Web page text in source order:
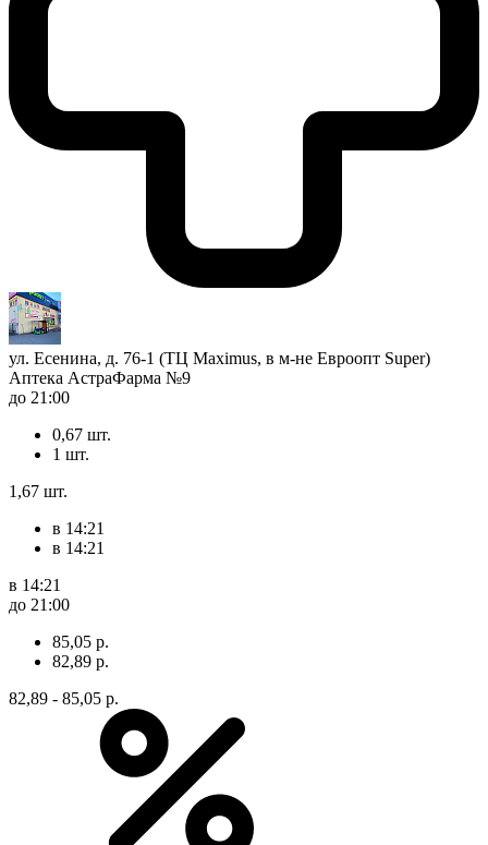
ул. Есенина, д. 76-1 (ТЦ Maximus, в м-не Евроопт Super)
Аптека АстраФарма №9
до 21:00
0,67 шт.
1 шт.
1,67 шт.
в 14:21
в 14:21
в 14:21
до 21:00
85,05 р.
82,89 р.
82,89 - 85,05 р.